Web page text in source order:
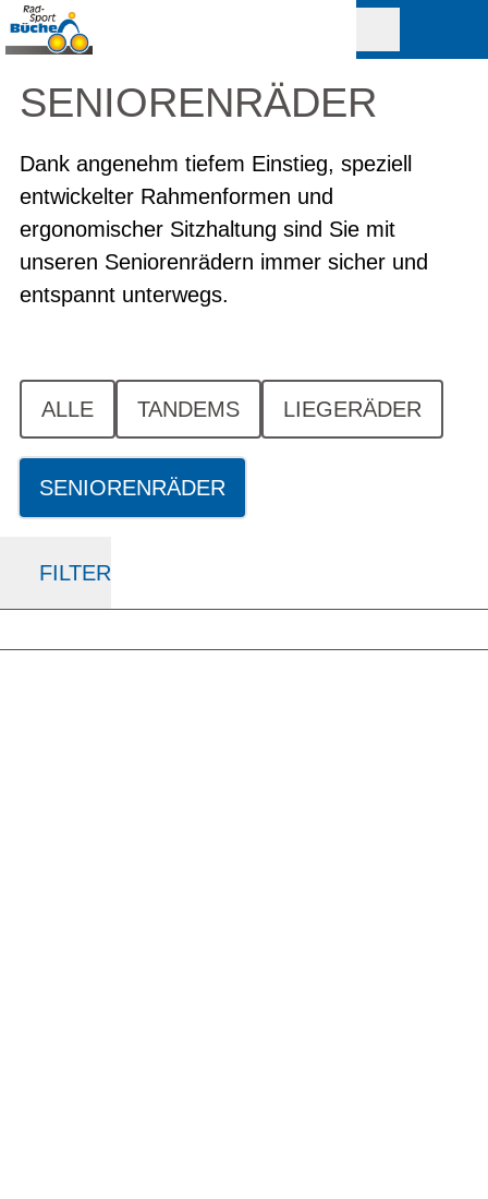
SENIOREN­RÄDER
Dank angenehm tiefem Einstieg, speziell
entwickelter Rahmenformen und
ergonomischer Sitzhaltung sind Sie mit
unseren Seniorenrädern immer sicher und
entspannt unterwegs.
ALLE TANDEMS LIEGERÄDER
SENIORENRÄDER
FILTER